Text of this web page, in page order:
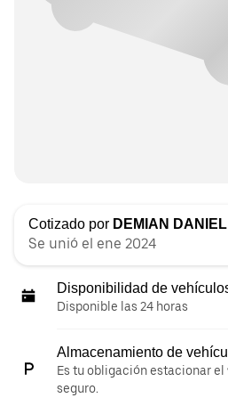
Cotizado por DEMIAN
Se unió el ene 2024
Disponibilidad de
Disponible las 24 horas
Almacenamiento de
Es tu obligación estacionar
seguro.